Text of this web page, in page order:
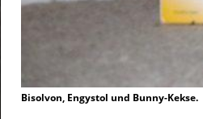
Bisolvon, Engystol und Bunny-Kekse.